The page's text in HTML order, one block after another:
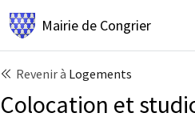
Mairie de Congrier
Revenir à Logements
Colocation et